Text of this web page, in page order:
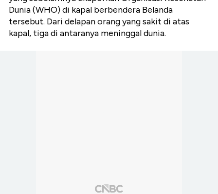
Dunia (WHO) di kapal berbendera Belanda
tersebut. Dari delapan orang yang sakit di atas
kapal, tiga di antaranya meninggal dunia.